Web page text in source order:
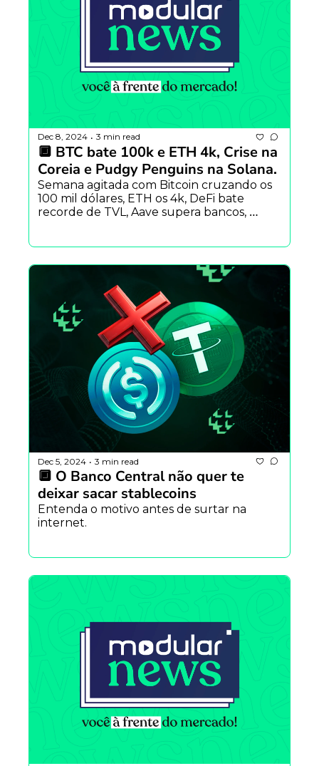
Dec 8, 2024 • 3 min read
🔲 BTC bate 100k e ETH 4k, Crise na
Coreia e Pudgy Penguins na Solana.
Semana agitada com Bitcoin cruzando os
100 mil dólares, ETH os 4k, DeFi bate
recorde de TVL, Aave supera bancos,
Dec 5, 2024 • 3 min read
🔲 O Banco Central não quer te
deixar sacar stablecoins
Entenda o motivo antes de surtar na
internet.